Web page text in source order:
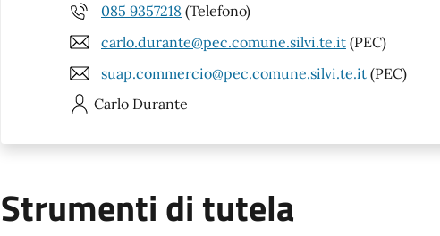
085 9357218 (Telefono)
carlo.durante@pec.comune.silvi.te.it (PEC)
suap.commercio@pec.comune.silvi.te.it (PEC)
Carlo Durante
Strumenti di tutela